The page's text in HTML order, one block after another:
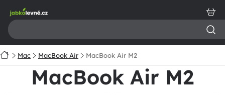
obsah
Domov
Mac MacBook Air MacBook Air M2
MacBook Air M2